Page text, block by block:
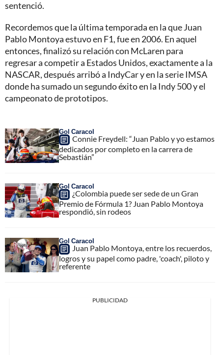
sentenció.
Recordemos que la última temporada en la que Juan
Pablo Montoya estuvo en F1, fue en 2006. En aquel
entonces, finalizó su relación con McLaren para
regresar a competir a Estados Unidos, exactamente a la
NASCAR, después arribó a IndyCar y en la serie IMSA
donde ha sumado un segundo éxito en la Indy 500 y el
campeonato de prototipos.
Gol Caracol
Connie Freydell: “Juan Pablo y yo estamos
dedicados por completo en la carrera de
Sebastián”
Gol Caracol
¿Colombia puede ser sede de un Gran
Premio de Fórmula 1? Juan Pablo Montoya
respondió, sin rodeos
Gol Caracol
Juan Pablo Montoya, entre los recuerdos,
logros y su papel como padre, 'coach', piloto y
referente
PUBLICIDAD